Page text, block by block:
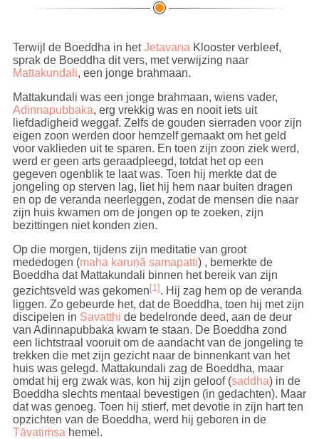
Terwijl de Boeddha in hetJetavana Klooster verbleef,
sprak de Boeddha dit vers, met verwijzing naar
Mattakundali, een jonge brahmaan.
Mattakundali was een jonge brahmaan, wiens vader,
Adinnapubbaka, erg vrekkig was en nooit iets uit
liefdadigheid weggaf. Zelfs de gouden sierraden voor zijn
eigen zoon werden door hemzelf gemaakt om het geld
voor vaklieden uit te sparen. En toen zijn zoon ziek werd,
werd er geen arts geraadpleegd, totdat het op een
gegeven ogenblik te laat was. Toen hij merkte dat de
jongeling op sterven lag, liet hij hem naar buiten dragen
en op de veranda neerleggen, zodat de mensen die naar
zijn huis kwamen om de jongen op te zoeken, zijn
bezittingen niet konden zien.
Op die morgen, tijdens zijn meditatie van groot
mededogen (maha karuṇā samapatti) , bemerkte de
Boeddha dat Mattakundali binnen het bereik van zijn
gezichtsveld was gekomen[1]. Hij zag hem op de veranda
liggen. Zo gebeurde het, dat de Boeddha, toen hij met zijn
discipelen in Savatthi de bedelronde deed, aan de deur
van Adinnapubbaka kwam te staan. De Boeddha zond
een lichtstraal vooruit om de aandacht van de jongeling te
trekken die met zijn gezicht naar de binnenkant van het
huis was gelegd. Mattakundali zag de Boeddha, maar
omdat hij erg zwak was, kon hij zijn geloof (saddha) in de
Boeddha slechts mentaal bevestigen (in gedachten). Maar
dat was genoeg. Toen hij stierf, met devotie in zijn hart ten
opzichten van de Boeddha, werd hij geboren in de
Tāvatiṁsa hemel.